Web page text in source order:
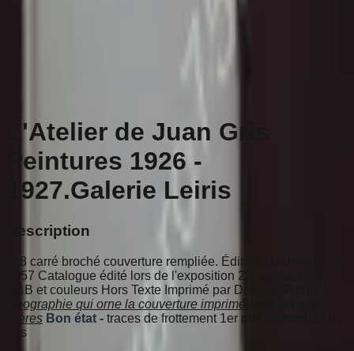
L'Atelier de Juan Gris
Peintures 1926 -
1927.Galerie Leiris
Description
in 8 carré broché couverture rempliée. Éditions Galerie Leiris
1957 Catalogue édité lors de l'exposition 22 reproductions
N&B et couleurs Hors Texte Imprimé par Draeger Frères
lithographie qui orne la couverture imprimée par Mourlot
Frères Bon état - traces de frottement 1er plat en bordure du
dos